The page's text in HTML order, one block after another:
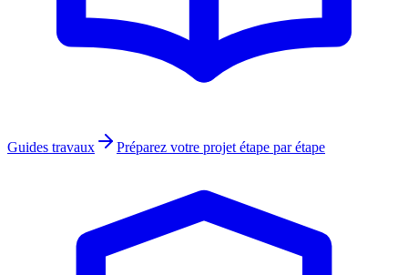
Guides travaux Préparez votre projet étape par étape